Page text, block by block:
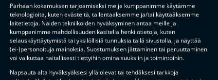
Parhaan kokemuksen tarjoamiseksi me ja kumppanimme käytämme
teknologioita, kuten evästeitä, tallentaaksemme ja/tai käyttääksemme
laitetietoja. Näiden tekniikoiden hyväksyminen antaa meille ja
kumppanimme mahdollisuuden käsitellä henkilötietoja, kuten
selauskäyttäytymistä tai yksilöllisiä tunnuksia tällä sivustolla, ja näyttää
(ei-)personoituja mainoksia. Suostumuksen jättäminen tai peruuttaminen
voi vaikuttaa haitallisesti tiettyihin ominaisuuksiin ja toimintoihin.
Napsauta alta hyväksyäksesi yllä olevat tai tehdäksesi tarkkoja
Tilaa uutiskirje
Saat kirjeen noin kerran kuukaudessa F-liigakauden alusta
ratkaisuhetkiin asti.